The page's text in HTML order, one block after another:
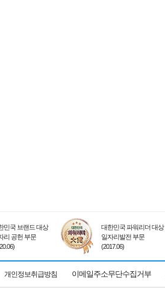
민국 브랜드 대상
리 공헌 부문
대한민국 파워리더 대상
일자리발전 부문
(2017.06)
개인정보취급방침 이메일주소무단수집거부